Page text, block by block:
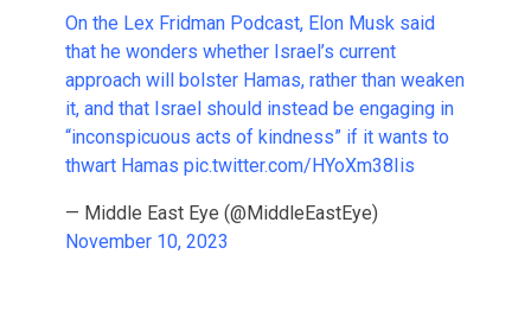
On the Lex Fridman Podcast, Elon Musk said
that he wonders whether Israel’s current
approach will bolster Hamas, rather than weaken
it, and that Israel should instead be engaging in
“inconspicuous acts of kindness” if it wants to
thwart Hamas pic.twitter.com/HYoXm38Iis
— Middle East Eye (@MiddleEastEye)
November 10, 2023